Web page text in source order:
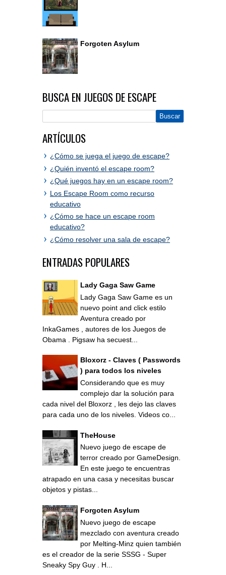
Forgoten Asylum
BUSCA EN JUEGOS DE ESCAPE
ARTÍCULOS
¿Cómo se juega el juego de escape?
¿Quién inventó el escape room?
¿Qué juegos hay en un escape room?
Los Escape Room como recurso
educativo
¿Cómo se hace un escape room
educativo?
¿Cómo resolver una sala de escape?
ENTRADAS POPULARES
Lady Gaga Saw Game
Lady Gaga Saw Game es un
nuevo point and click estilo
Aventura creado por
InkaGames , autores de los Juegos de
Obama . Pigsaw ha secuest...
Bloxorz - Claves ( Passwords
) para todos los niveles
Considerando que es muy
complejo dar la solución para
cada nivel del Bloxorz , les dejo las claves
para cada uno de los niveles. Videos co...
TheHouse
Nuevo juego de escape de
terror creado por GameDesign.
En este juego te encuentras
atrapado en una casa y necesitas buscar
objetos y pistas...
Forgoten Asylum
Nuevo juego de escape
mezclado con aventura creado
por Melting-Minz quien también
es el creador de la serie SSSG - Super
Sneaky Spy Guy . H...